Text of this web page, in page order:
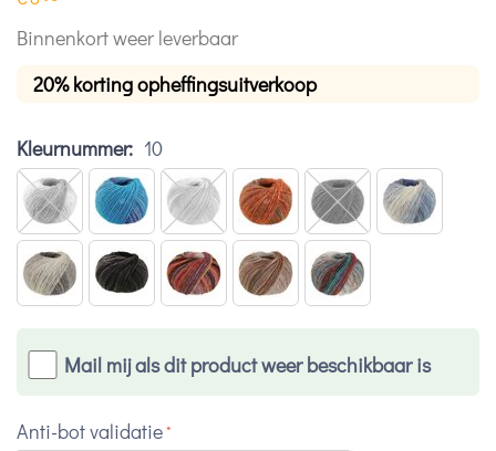
Binnenkort weer leverbaar
20% korting opheffingsuitverkoop
Kleurnummer: 10
Mail mij als dit product weer beschikbaar is
Anti-bot validatie